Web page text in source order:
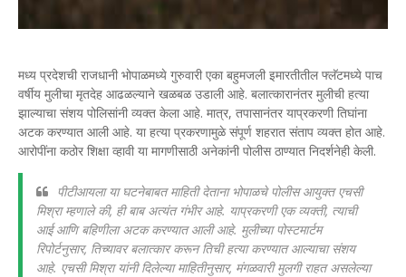
मध्य प्रदेशची राजधानी भोपाळमध्ये गुरुवारी एका बहुमजली इमारतीतील फ्लॅटमध्ये पाच
वर्षीय मुलीचा मृतदेह आढळल्याने खळबळ उडाली आहे. बलात्कारानंतर मुलीची हत्या
झाल्याचा संशय पोलिसांनी व्यक्त केला आहे. मात्र, तपासानंतर याप्रकरणी तिघांना
अटक करण्यात आली आहे. या हत्या प्रकरणामुळे संपूर्ण शहरात संताप व्यक्त होत आहे.
आरोपींना कठोर शिक्षा व्हावी या मागणीसाठी अनेकांनी पोलीस ठाण्यात निदर्शनेही केली.
पीटीआयला या घटनेबाबत माहिती देताना भोपाळचे पोलीस आयुक्त एचसी
मिश्रा म्हणाले की, ही बाब अत्यंत गंभीर आहे. याप्रकरणी एक व्यक्ती, त्याची
आई आणि बहिणीला अटक करण्यात आली आहे. मुलीच्या पोस्टमार्टम
रिपोर्टनुसार, तिच्यावर बलात्कार करून तिची हत्या करण्यात आल्याचा संशय
आहे. एचसी मिश्रा यांनी दिलेल्या माहितीनुसार, मंगळवारी मुलगी राहत असलेल्या